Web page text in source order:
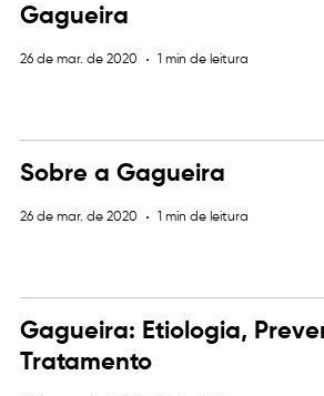
Gagueira
26 de mar. de 2020 1 min de leitura
Sobre a Gagueira
26 de mar. de 2020 1 min de leitura
Gagueira: Etiologia,
Tratamento